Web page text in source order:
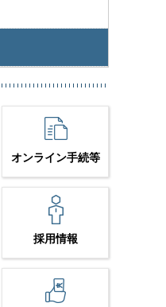
オンライン手続等
採用情報